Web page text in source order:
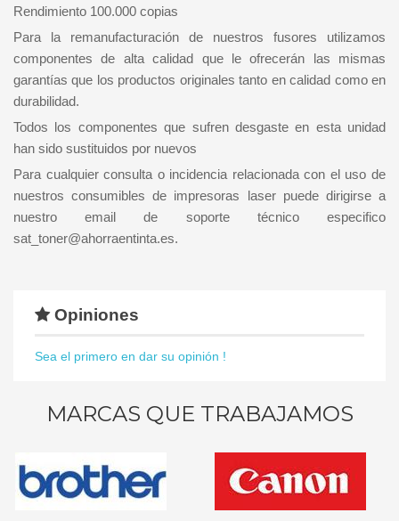
Rendimiento 100.000 copias
Para la remanufacturación de nuestros fusores utilizamos
componentes de alta calidad que le ofrecerán las mismas
garantías que los productos originales tanto en calidad como en
durabilidad.
Todos los componentes que sufren desgaste en esta unidad
han sido sustituidos por nuevos
Para cualquier consulta o incidencia relacionada con el uso de
nuestros consumibles de impresoras laser puede dirigirse a
nuestro email de soporte técnico especifico
sat_toner@ahorraentinta.es.
Opiniones
Sea el primero en dar su opinión !
MARCAS QUE TRABAJAMOS